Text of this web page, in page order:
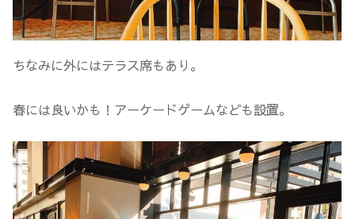
ちなみに外にはテラス席もあり。
春には良いかも！アーケードゲームなども設置。